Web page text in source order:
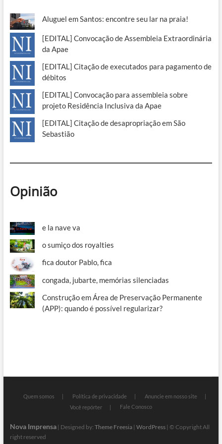
Aluguel em Santos: encontre seu lar na praia!
[EDITAL] Convocação de Assembleia Extraordinária
da Apae
[EDITAL] Citação de executados para pagamento de
débitos
[EDITAL] Convocação para assembleia sobre
projeto Residência Inclusiva da Apae
[EDITAL] Citação de desapropriação em São
Sebastião
Opinião
e la nave va
o sumiço dos royalties
fica doutor Pablo, fica
congada, jubarte, memórias silenciadas
Construção em Área de Preservação Permanente
(APP): quando é possível regularizar?
Quem somos Política de privacidade
Anuncie em nosso site
Você repórter
Fale Conosco
Nova Imprensa| Designed by: Theme Freesia| WordPress| © Copyright All
right reserved